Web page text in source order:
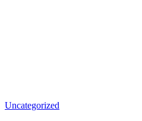
Uncategorized